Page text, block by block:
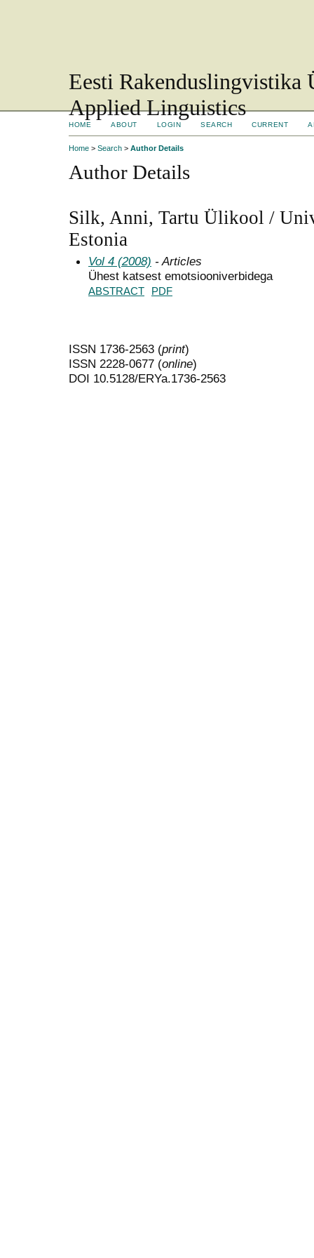
Eesti Rakenduslingvistika
Applied Linguistics
HOME ABOUT LOGIN SEARCH CURRENT
Home > Search > Author Details
Author Details
Silk, Anni, Tartu Ülikool /
Estonia
Vol 4 (2008) - Articles
Ühest katsest emotsiooniverbidega
ABSTRACT PDF
ISSN 1736-2563 (print)
ISSN 2228-0677 (online)
DOI 10.5128/ERYa.1736-2563